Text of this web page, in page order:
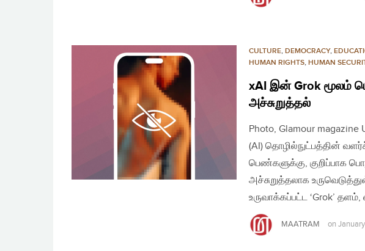
CULTURE, DEMOCRACY,
HUMAN RIGHTS, HUMAN
xAI இன் Grok மூலம்
அச்சுறுத்தல்
Photo, Glamour
(AI) தொழில்நுட்பத்தின்
பெண்களுக்கு, குறிப்பாக
அச்சுறுத்தலாக
உருவாக்கப்பட்ட ‘Grok’
MAATRAM on